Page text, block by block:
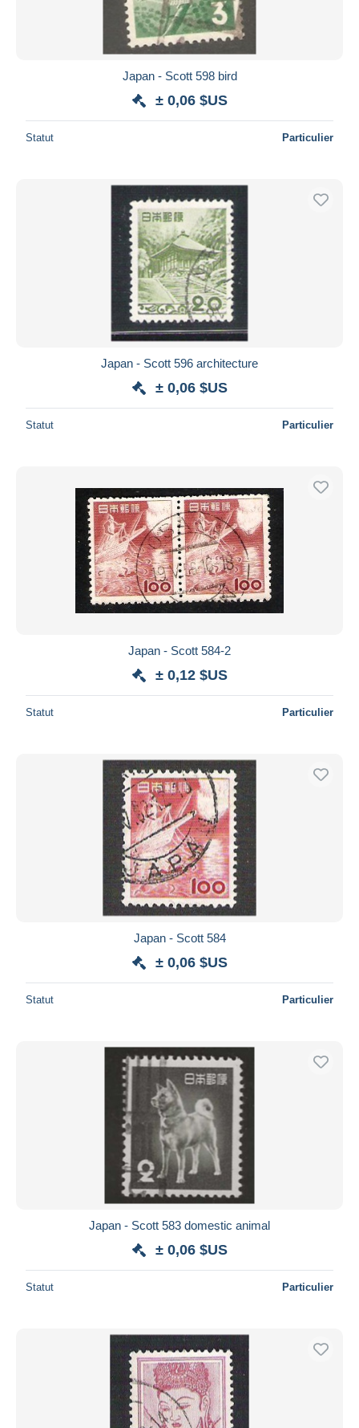
Japan - Scott 598 bird
± 0,06 $US
Statut Particulier
Japan - Scott 596 architecture
± 0,06 $US
Statut Particulier
Japan - Scott 584-2
± 0,12 $US
Statut Particulier
Japan - Scott 584
± 0,06 $US
Statut Particulier
Japan - Scott 583 domestic animal
± 0,06 $US
Statut Particulier